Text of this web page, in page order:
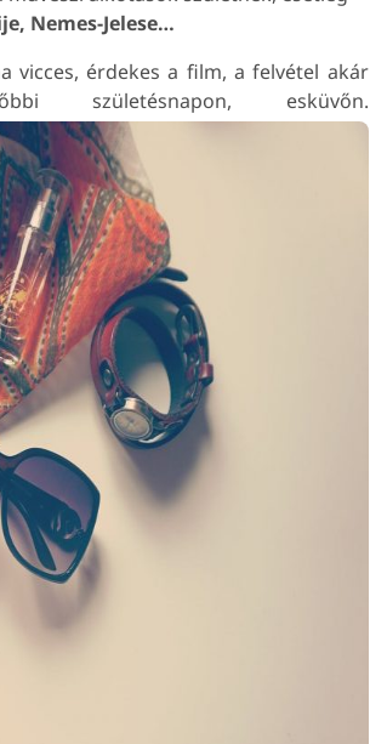
Nemes-Jelese…
vicces, érdekes a film, a felvétel akár
esküvőn.